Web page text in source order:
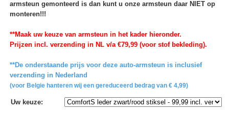
armsteun gemonteerd is dan kunt u onze armsteun daar NIET op
monteren!!!
**Maak uw keuze van armsteun in het kader hieronder.
Prijzen incl. verzending in NL v/a €79,99 (voor stof bekleding).
**De onderstaande prijs voor deze auto-armsteun is inclusief
verzending in Nederland
(voor Belgie hanteren wij een gereduceerd bedrag van € 4,99)
Uw keuze: